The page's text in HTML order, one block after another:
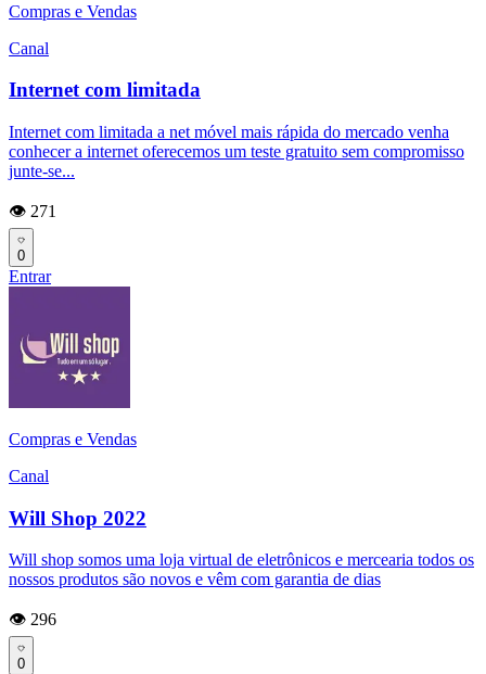
Compras e Vendas
Canal
Internet com limitada
Internet com limitada a net móvel mais rápida do mercado venha
conhecer a internet oferecemos um teste gratuito sem compromisso
junte-se...
👁️ 271
0
Entrar
Compras e Vendas
Canal
Will Shop 2022
Will shop somos uma loja virtual de eletrônicos e mercearia todos os
nossos produtos são novos e vêm com garantia de dias
👁️ 296
0